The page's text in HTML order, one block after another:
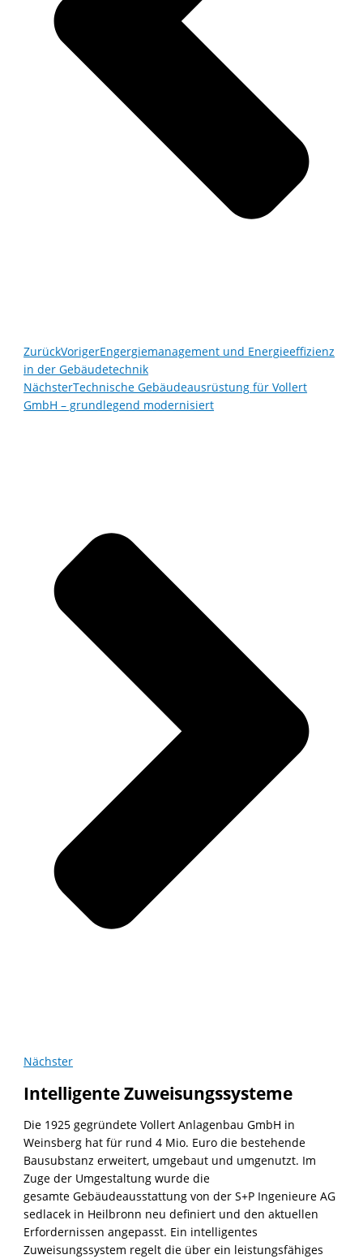
ZurückVorigerEngergiemanagement und Energieeffizienz
in der Gebäudetechnik
NächsterTechnische Gebäudeausrüstung für Vollert
GmbH – grundlegend modernisiert
Nächster
Intelligente Zuweisungssysteme
Die 1925 gegründete Vollert Anlagenbau GmbH in
Weinsberg hat für rund 4 Mio. Euro die bestehende
Bausubstanz erweitert, umgebaut und umgenutzt. Im
Zuge der Umgestaltung wurde die
gesamte Gebäudeausstattung von der S+P Ingenieure AG
sedlacek in Heilbronn neu definiert und den aktuellen
Erfordernissen angepasst. Ein intelligentes
Zuweisungssystem regelt die über ein leistungsfähiges